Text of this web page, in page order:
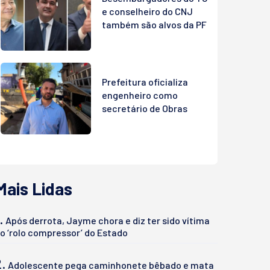
e conselheiro do CNJ
também são alvos da PF
Prefeitura oficializa
engenheiro como
secretário de Obras
Lidas
Após derrota, Jayme chora e diz ter sido vítima
‘rolo compressor’ do Estado
Adolescente pega caminhonete bêbado e mata